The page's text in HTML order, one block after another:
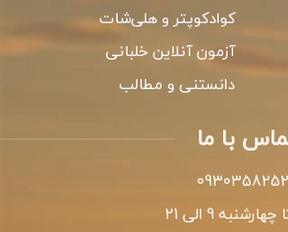
کوادکوپتر و هلی‌شات
آزمون آنلاین خلبانی
دانستنی و مطالب
با ما
9 الی 21